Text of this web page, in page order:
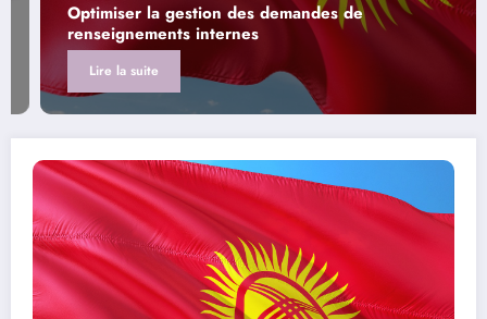
Optimiser la gestion des demandes de
renseignements internes
Lire la suite